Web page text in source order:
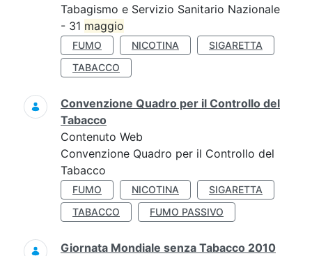
Tabagismo e Servizio Sanitario Nazionale
- 31 maggio
FUMO NICOTINA
SIGARETTA
TABACCO
Convenzione Quadro per il Controllo del
Tabacco
Contenuto Web
Convenzione Quadro per il Controllo del
Tabacco
FUMO NICOTINA
SIGARETTA
TABACCO
FUMO PASSIVO
Giornata Mondiale senza Tabacco 2010